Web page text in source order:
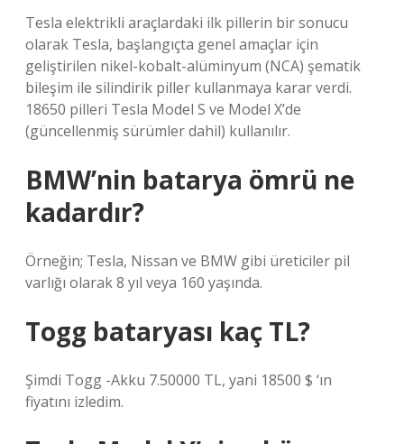
Tesla elektrikli araçlardaki ilk pillerin bir sonucu
olarak Tesla, başlangıçta genel amaçlar için
geliştirilen nikel-kobalt-alüminyum (NCA) şematik
bileşim ile silindirik piller kullanmaya karar verdi.
18650 pilleri Tesla Model S ve Model X’de
(güncellenmiş sürümler dahil) kullanılır.
BMW’nin batarya ömrü ne
kadardır?
Örneğin; Tesla, Nissan ve BMW gibi üreticiler pil
varlığı olarak 8 yıl veya 160 yaşında.
Togg bataryası kaç TL?
Şimdi Togg -Akku 7.50000 TL, yani 18500 $ ‘ın
fiyatını izledim.